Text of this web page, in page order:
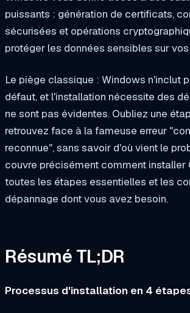
puissants : génération de certificats,
sécurisées et opérations
protéger les données sensibles sur
Le piège classique : Windows n'inclut
défaut, et l'installation nécessite des
ne sont pas évidentes. Oubliez une
retrouvez face à la fameuse erreur
reconnue", sans savoir d'où vient le
couvre précisément comment installer
toutes les étapes essentielles et les
dépannage dont vous avez besoin.
Résumé TL;DR
Processus d'installation en 4